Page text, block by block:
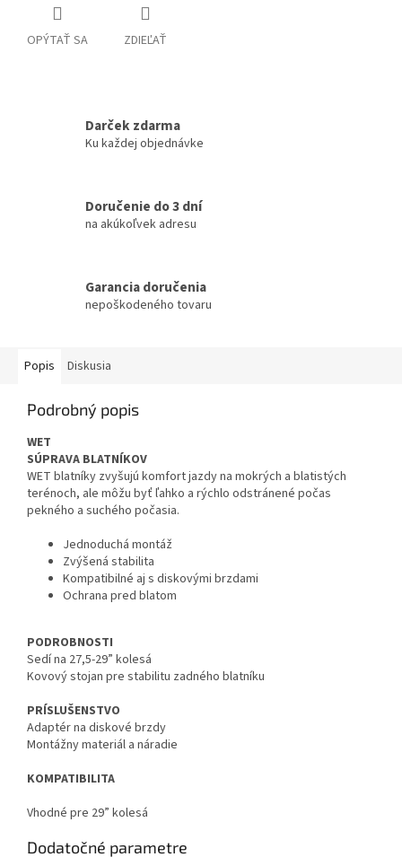
OPÝTAŤ SA ZDIEĽAŤ
Darček zdarma
Ku každej objednávke
Doručenie do 3 dní
na akúkoľvek adresu
Garancia doručenia
nepoškodeného tovaru
Popis Diskusia
Podrobný popis
WET
SÚPRAVA BLATNÍKOV
WET blatníky zvyšujú komfort jazdy na mokrých a blatistých
terénoch, ale môžu byť ľahko a rýchlo odstránené počas
pekného a suchého počasia.
Jednoduchá montáž
Zvýšená stabilita
Kompatibilné aj s diskovými brzdami
Ochrana pred blatom
PODROBNOSTI
Sedí na 27,5-29” kolesá
Kovový stojan pre stabilitu zadného blatníku
PRÍSLUŠENSTVO
Adaptér na diskové brzdy
Montážny materiál a náradie
KOMPATIBILITA
Vhodné pre 29” kolesá
Dodatočné parametre